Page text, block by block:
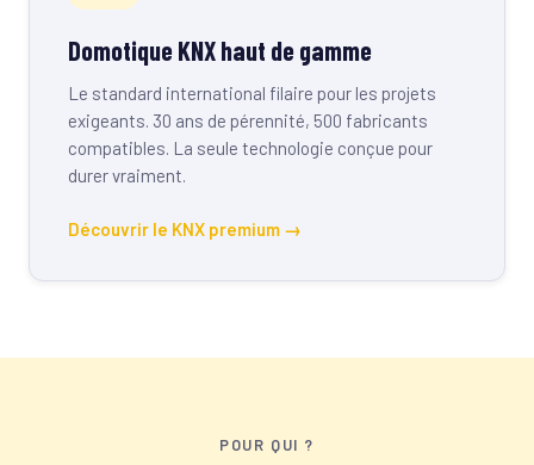
Domotique KNX haut de gamme
Le standard international filaire pour les projets
exigeants. 30 ans de pérennité, 500 fabricants
compatibles. La seule technologie conçue pour
durer vraiment.
Découvrir le KNX premium →
POUR QUI ?